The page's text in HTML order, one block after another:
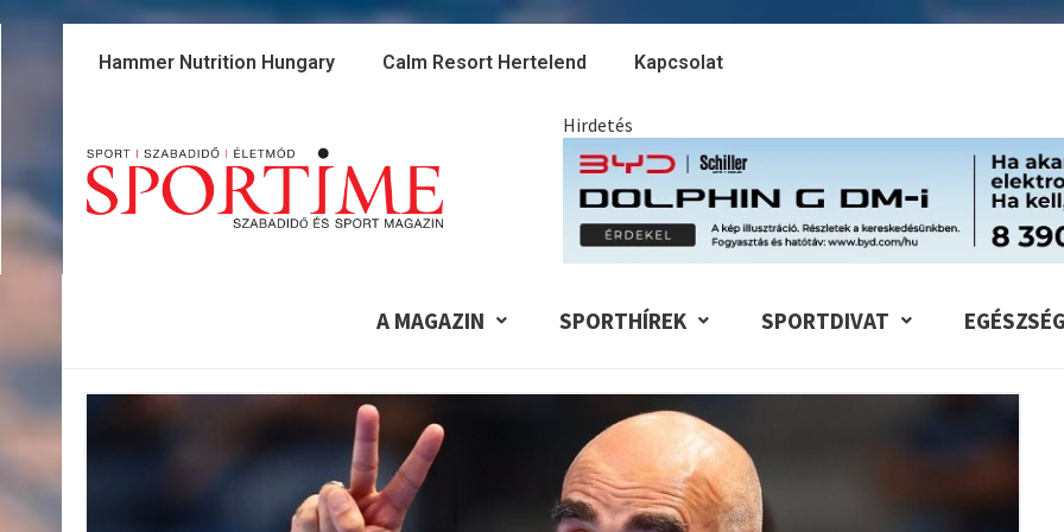
Skip
Hammer Nutrition Hungary Calm Resort Hertelend Kapcsolat
Hirdetés
A MAGAZIN SPORTHÍREK SPORTDIVAT EGÉSZSÉG